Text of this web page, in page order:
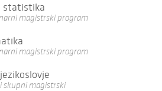
statistika
magistrski program
magistrski program
skupni magistrski